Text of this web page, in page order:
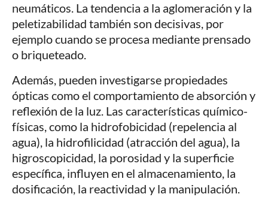
neumáticos. La tendencia a la aglomeración y la
peletizabilidad también son decisivas, por
ejemplo cuando se procesa mediante prensado
o briqueteado.
Además, pueden investigarse propiedades
ópticas como el comportamiento de absorción y
reflexión de la luz. Las características químico-
físicas, como la hidrofobicidad (repelencia al
agua), la hidrofilicidad (atracción del agua), la
higroscopicidad, la porosidad y la superficie
específica, influyen en el almacenamiento, la
dosificación, la reactividad y la manipulación.